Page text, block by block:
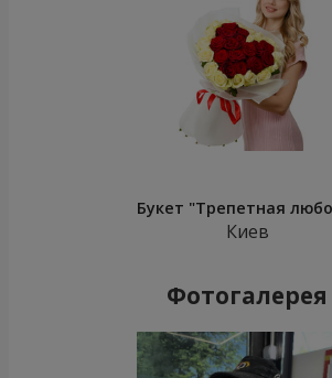
Букет "Трепетная
Киев
Фотогалерея